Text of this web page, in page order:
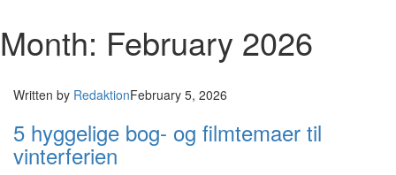
Month: February 2026
Written by RedaktionFebruary 5, 2026
5 hyggelige bog- og filmtemaer til
vinterferien